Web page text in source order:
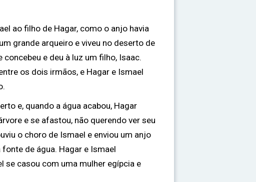
ao filho de Hagar, como o anjo havia
grande arqueiro e viveu no deserto de
e deu à luz um filho, Isaac.
os dois irmãos, e Hagar e Ismael
e, quando a água acabou, Hagar
e se afastou, não querendo ver seu
o choro de Ismael e enviou um anjo
de água. Hagar e Ismael
se casou com uma mulher egípcia e